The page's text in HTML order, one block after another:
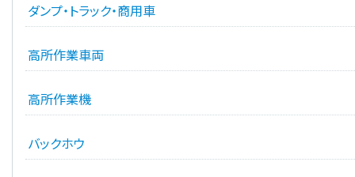
ダンプ・トラック・商用車
高所作業車両
高所作業機
バックホウ